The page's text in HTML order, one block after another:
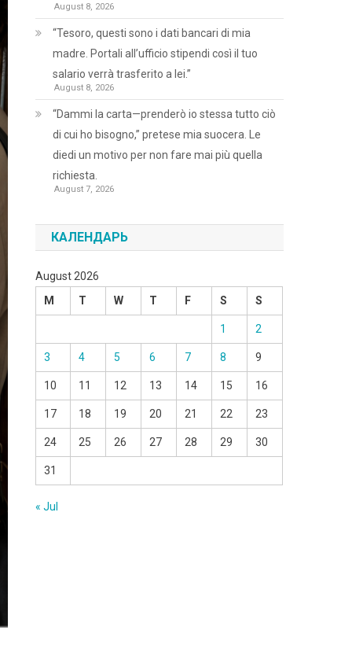
August 8, 2026
“Tesoro, questi sono i dati bancari di mia
madre. Portali all’ufficio stipendi così il tuo
salario verrà trasferito a lei.”
August 8, 2026
“Dammi la carta—prenderò io stessa tutto ciò
di cui ho bisogno,” pretese mia suocera. Le
diedi un motivo per non fare mai più quella
richiesta.
August 7, 2026
КАЛЕНДАРЬ
August 2026
M
T W T F S S
1 2
3 4 5 6 7 8 9
10 11 12 13 14 15 16
17 18 19 20 21 22 23
24 25 26 27 28 29 30
31
« Jul